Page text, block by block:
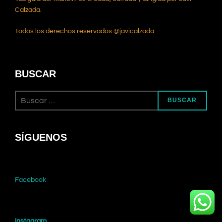
Calzada.
Todos los derechos reservados @javicalzada.
BUSCAR
BUSCAR
SÍGUENOS
Facebook